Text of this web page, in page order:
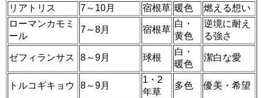
リアトリス
7～10月 宿根草 暖色
燃える想い
ローマンカモミ
ール
7～8月 宿根草
白・
黄色
逆境に耐え
る強さ
ゼフィランサス 8～9月 球根
白・
暖色
潔白な愛
トルコギキョウ 8～9月
1・2
年草
多色 優美・希望